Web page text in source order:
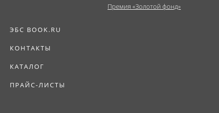
Премия «Золотой фонд»
ЭБС BOOK.RU
КОНТАКТЫ
КАТАЛОГ
ПРАЙС-ЛИСТЫ